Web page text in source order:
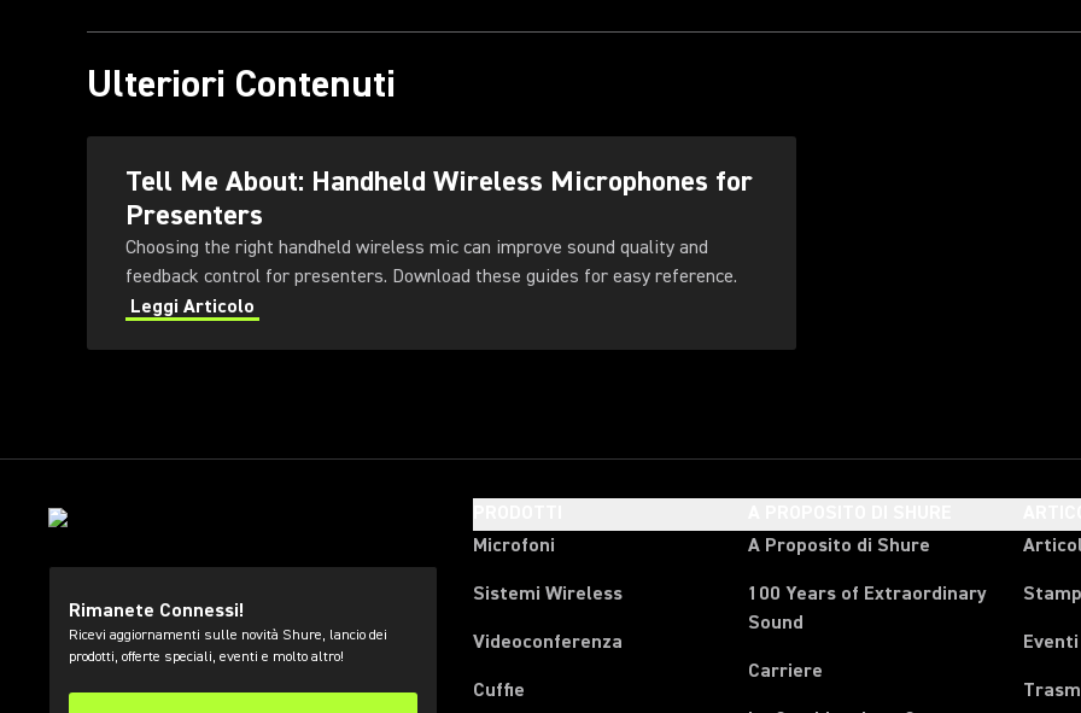
Ulteriori Contenuti
Tell Me About: Handheld Wireless Microphones for
Presenters
Choosing the right handheld wireless mic can improve sound quality and
feedback control for presenters. Download these guides for easy reference.
Leggi Articolo
Rimanete Connessi!
Ricevi aggiornamenti sulle novità Shure, lancio dei
prodotti, offerte speciali, eventi e molto altro!
Microfoni
Sistemi Wireless
Videoconferenza
Cuffie
A Proposito di Shure
100 Years of Extraordinary
Sound
Carriere
Eventi